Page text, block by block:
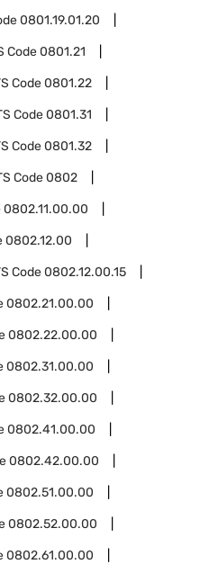
0801.19.01.20
Code0801.21
Code0801.22
Code0801.31
Code0801.32
Code0802
0802.11.00.00
0802.12.00
Code0802.12.00.15
0802.21.00.00
0802.22.00.00
0802.31.00.00
0802.32.00.00
0802.41.00.00
0802.42.00.00
0802.51.00.00
0802.52.00.00
0802.61.00.00